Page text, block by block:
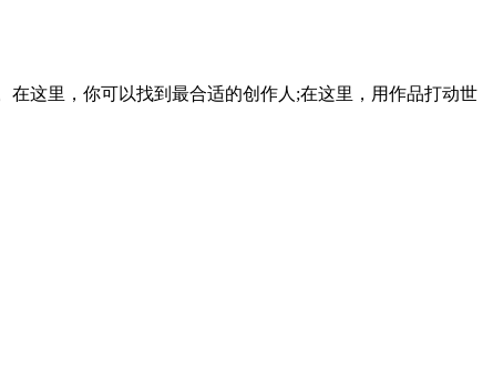
这里，你可以找到最合适的创作人;在这里，用作品打动世